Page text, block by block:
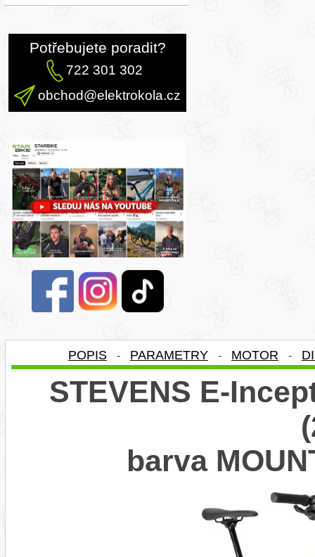
Potřebujete poradit?
722 301 302
obchod@elektrokola.cz
POPIS - PARAMETRY - MOTOR -
STEVENS E-
barva